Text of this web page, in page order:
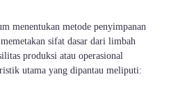
menentukan metode penyimpanan
sifat dasar dari limbah
produksi atau operasional
utama yang dipantau meliputi: